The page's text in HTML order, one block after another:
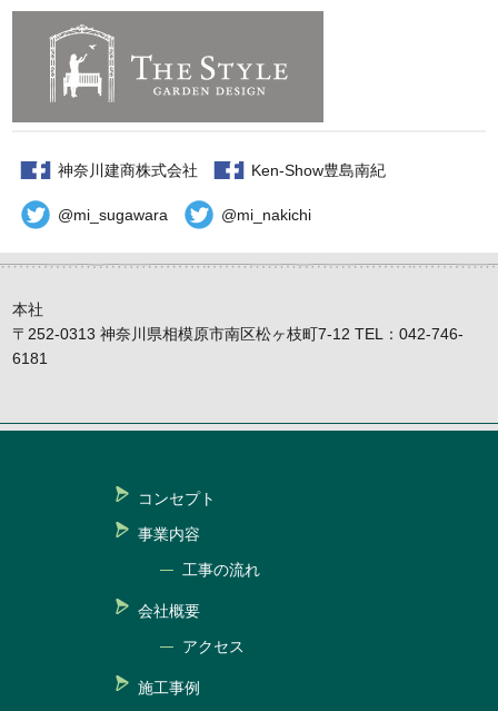
神奈川建商株式会社 Ken-Show豊島南紀
@mi_sugawara @mi_nakichi
本社
〒252-0313 神奈川県相模原市南区松ヶ枝町7-12 TEL：042-746-
6181
コンセプト
事業内容
工事の流れ
会社概要
アクセス
施工事例